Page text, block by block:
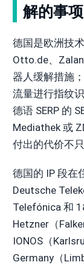
解的事项
德国是欧洲技
Otto.de、
器人缓解措施
流量进行指纹
德语 SERP 的
Mediathek 或
付出的代价不
德国的 IP 段在
Deutsche
Telefónica 和
Hetzner（
IONOS（
Germany（